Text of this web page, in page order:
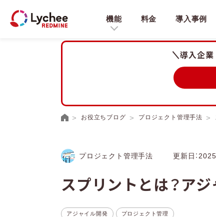
機能 料金 導入事例
導入企業
お役立ちブログ プロジェクト管理手法
プロジェクト管理手法 更新日：
スプリントとは？ア
アジャイル開発 プロジェクト管理